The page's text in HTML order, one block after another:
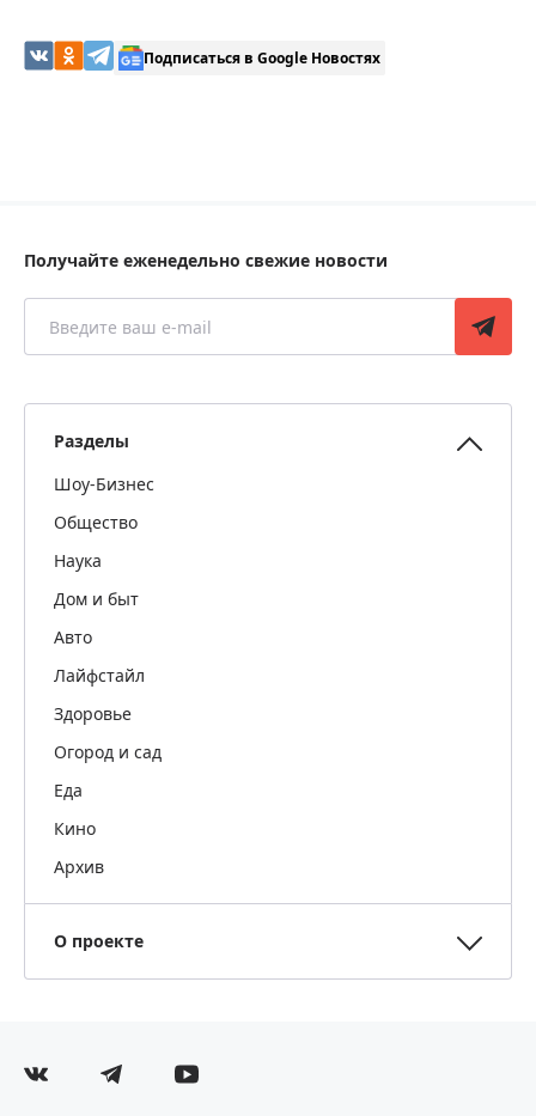
Подписаться в Google Новостях
Получайте еженедельно свежие новости
Разделы
Шоу-Бизнес
Общество
Наука
Дом и быт
Авто
Лайфстайл
Здоровье
Огород и сад
Еда
Кино
Архив
О проекте